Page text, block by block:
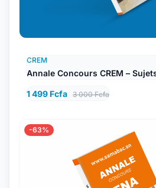
CREM
Annale Concours CREM –
1 499 Fcfa 3 000 Fcfa
-63%